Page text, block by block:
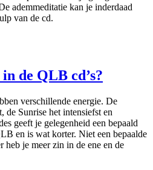
ademmeditatie kan je inderdaad
van de cd.
de QLB cd’s?
verschillende energie. De
de Sunrise het intensiefst en
geeft je gelegenheid een bepaald
en is wat korter. Niet een bepaalde
heb je meer zin in de ene en de